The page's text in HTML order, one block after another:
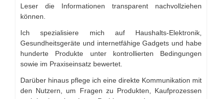
Leser die Informationen transparent nachvollziehen
können.
Ich spezialisiere mich auf Haushalts-Elektronik,
Gesundheitsgeräte und internetfähige Gadgets und habe
hunderte Produkte unter kontrollierten Bedingungen
sowie im Praxiseinsatz bewertet.
Darüber hinaus pflege ich eine direkte Kommunikation mit
den Nutzern, um Fragen zu Produkten, Kaufprozessen